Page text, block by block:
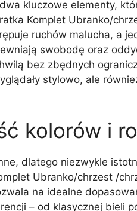
kluczowe elementy,
Komplet Ubranko/
ruchów malucha, a
swobodę oraz
bez zbędnych
stylowo, ale
kolorów i
dlatego niezwykle
Ubranko/chrzest /
na idealne
– od klasycznej bieli